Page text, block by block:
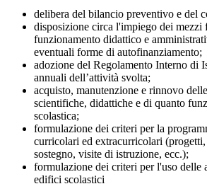
delibera del bilancio preventivo e del
disposizione circa l'impiego dei mezzi
funzionamento didattico e
eventuali forme di autofinanziamento;
adozione del Regolamento Interno di
annuali dell’attività svolta;
acquisto, manutenzione e rinnovo
scientifiche, didattiche e di quanto
scolastica;
formulazione dei criteri per la
curricolari ed extracurricolari
sostegno, visite di istruzione, ecc.);
formulazione dei criteri per l'uso delle
edifici scolastici